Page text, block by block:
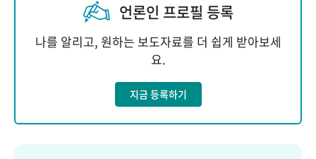
언론인 프로필 등록
나를 알리고, 원하는 보도자료를 더 쉽게 받아보세
요.
지금 등록하기